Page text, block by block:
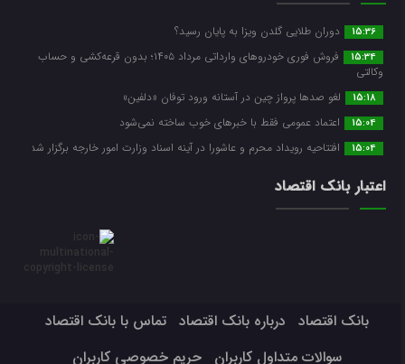
15:36 دوران طلایی گلدن ویزا به پایان رسید؟
15:34
فروش فوری خودروهای وارداتی مرداد ۱۴۰۵؛ بدون قرعه‌کشی و حساب
وکالتی
15:18 لغو صدها پرواز چین در آستانه ورود توفان «دلفین»
15:04 اعتماد عمومی فقط با خبرهای خوب ساخته نمی‌شود
15:04 افتتاحیه رویداد محرم و عاشورا در آینه اسناد وزارت امور خارجه برگزار شد
اعتبار بانک اقتصاد
بانک اقتصاد درباره بانک اقتصاد
تماس با بانک اقتصاد
سوالات متداول کاربران
حریم خصوصی کاربران